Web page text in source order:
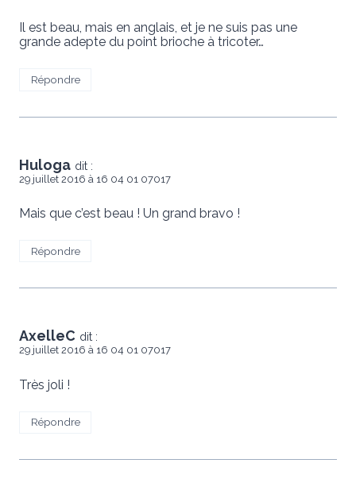
Il est beau, mais en anglais, et je ne suis pas une
grande adepte du point brioche à tricoter…
Répondre
Huloga dit :
29 juillet 2016 à 16 04 01 07017
Mais que c’est beau ! Un grand bravo !
Répondre
AxelleC dit :
29 juillet 2016 à 16 04 01 07017
Très joli !
Répondre